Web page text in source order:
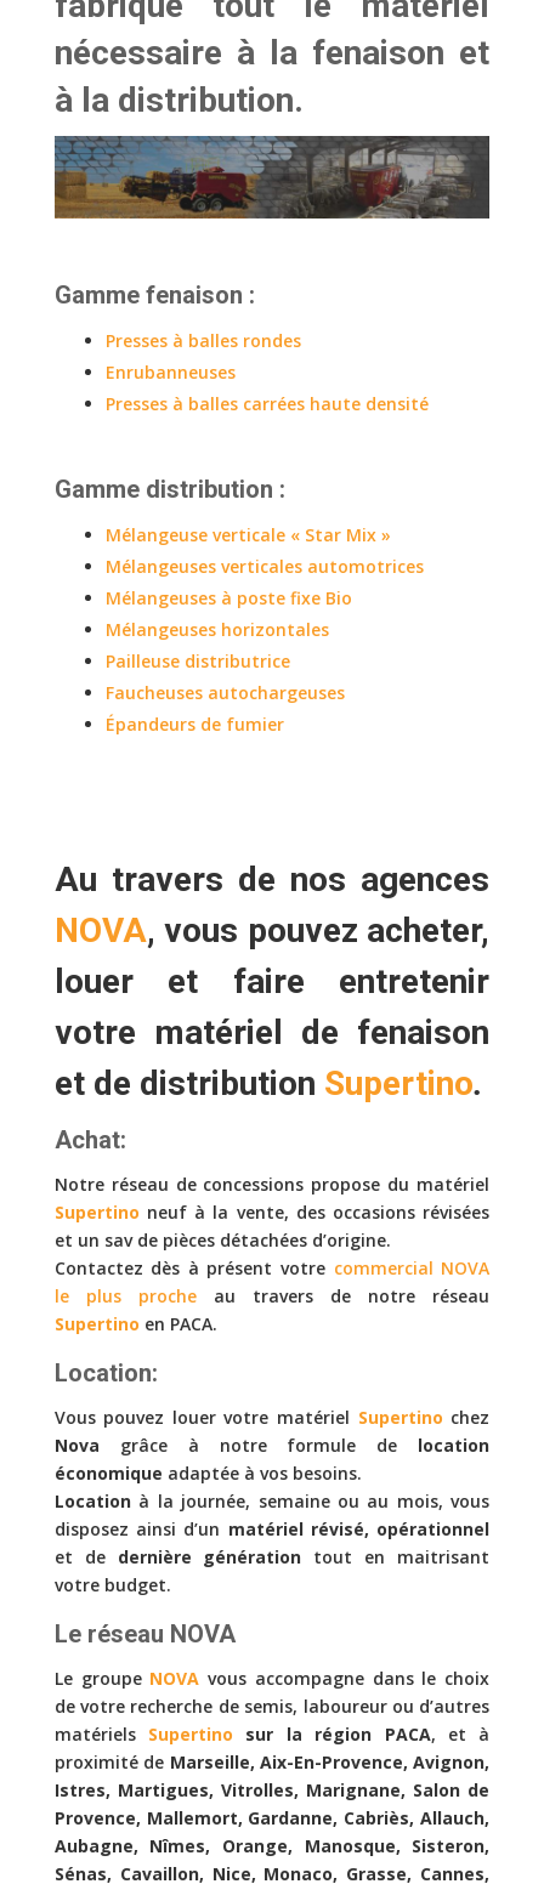
nécessaire à la fenaison et
à la distribution.
Gamme fenaison :
Presses à balles rondes
Enrubanneuses
Presses à balles carrées haute densité
Gamme distribution :
Mélangeuse verticale « Star Mix »
Mélangeuses verticales automotrices
Mélangeuses à poste fixe Bio
Mélangeuses horizontales
Pailleuse distributrice
Faucheuses autochargeuses
Épandeurs de fumier
Au travers de nos agences
NOVA, vous pouvez acheter,
loueret faire entretenir
votre matériel de fenaison
et de distribution Supertino.
Achat:
Notre réseau de concessions propose du matériel
Supertino neuf à la vente, des occasions révisées
et un sav de pièces détachées d’origine.
Contactez dès à présent votre commercial NOVA
le plus procheau travers de notre réseau
Supertino en PACA.
Location:
Vous pouvez louer votre matériel Supertino chez
Nova grâce à notre formule de location
économique adaptée à vos besoins.
Location à la journée, semaine ou au mois, vous
disposez ainsi d’un matériel révisé, opérationnel
et de dernière génération tout en maitrisant
votre budget.
Le réseau NOVA
Le groupe NOVAvous accompagne dans le choix
de votre recherche de semis, laboureur ou d’autres
matériels Supertino sur la région PACA, et à
proximité de Marseille, Aix-En-Provence, Avignon,
Istres, Martigues, Vitrolles, Marignane, Salon de
Provence, Mallemort, Gardanne, Cabriès, Allauch,
Aubagne, Nîmes, Orange, Manosque, Sisteron,
Sénas, Cavaillon, Nice, Monaco, Grasse, Cannes,